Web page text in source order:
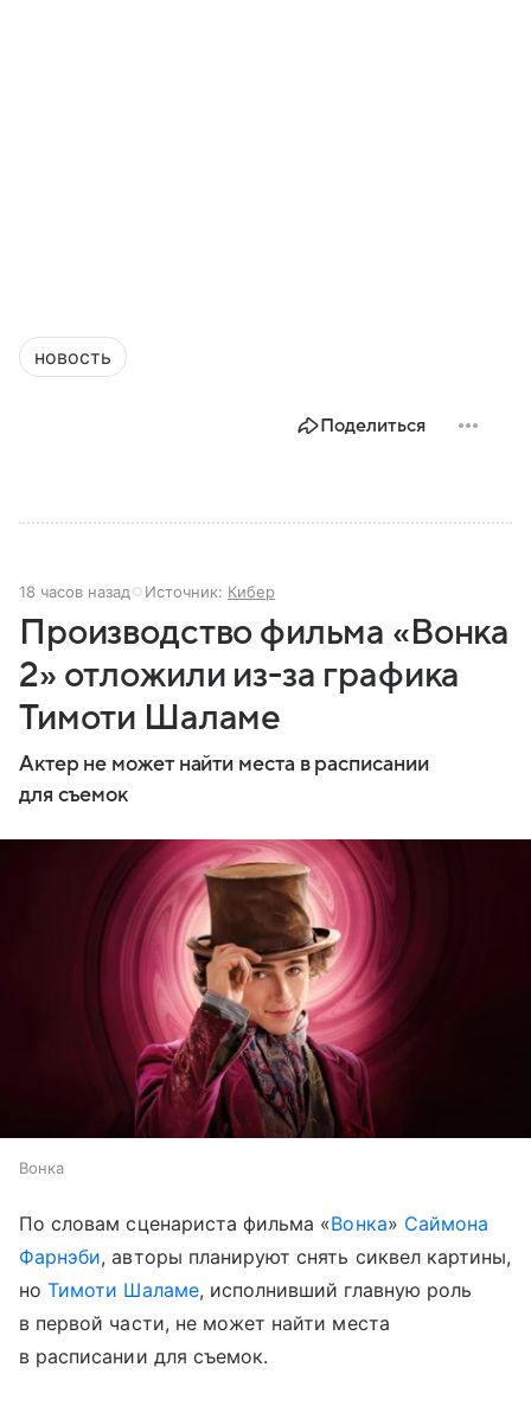
новость
Поделиться
18 часов назад Источник: Кибер
Производство фильма «Вонка
2» отложили из-за графика
Тимоти Шаламе
Актер не может найти места в расписании
для съемок
Вонка
По словам сценариста фильма «Вонка» Саймона
Фарнэби, авторы планируют снять сиквел картины,
ноТимоти Шаламе, исполнивший главную роль
в первой части, не может найти места
в расписании для съемок.